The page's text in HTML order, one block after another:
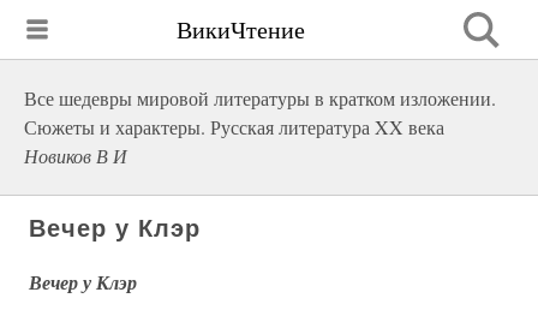
ВикиЧтение
Все шедевры мировой литературы в кратком изложении.
Сюжеты и характеры. Русская литература XX века
Новиков В И
Вечер у Клэр
Вечер у Клэр